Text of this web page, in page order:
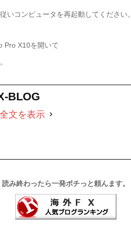
コンピュータを再起動してください。
Pro X10を開いて
BLOG
文を表示
読み終わったら一発ポチっと頼んます。